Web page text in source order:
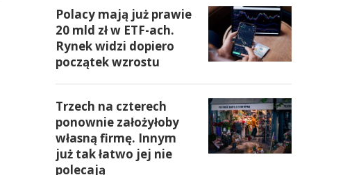
Polacy mają już prawie
20 mld zł w ETF-ach.
Rynek widzi dopiero
początek wzrostu
Trzech na czterech
ponownie założyłoby
własną firmę. Innym
już tak łatwo jej nie
polecają